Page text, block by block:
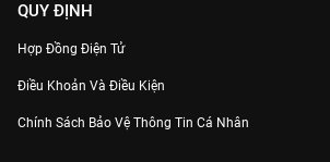
QUY ĐỊNH
Hợp Đồng Điện Tử
Điều Khoản Và Điều Kiện
Chính Sách Bảo Vệ Thông Tin Cá Nhân